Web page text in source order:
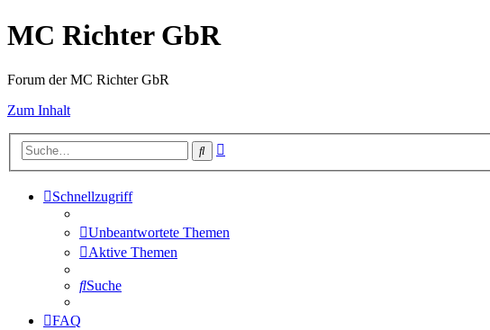
MC Richter GbR
Forum der MC Richter GbR
Zum Inhalt
Suche
Schnellzugriff
Unbeantwortete Themen
Aktive Themen
Suche
FAQ